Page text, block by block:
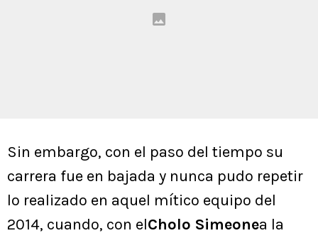
Sin embargo, con el paso del tiempo su
carrera fue en bajada y nunca pudo repetir
lo realizado en aquel mítico equipo del
2014, cuando, con elCholo Simeonea la